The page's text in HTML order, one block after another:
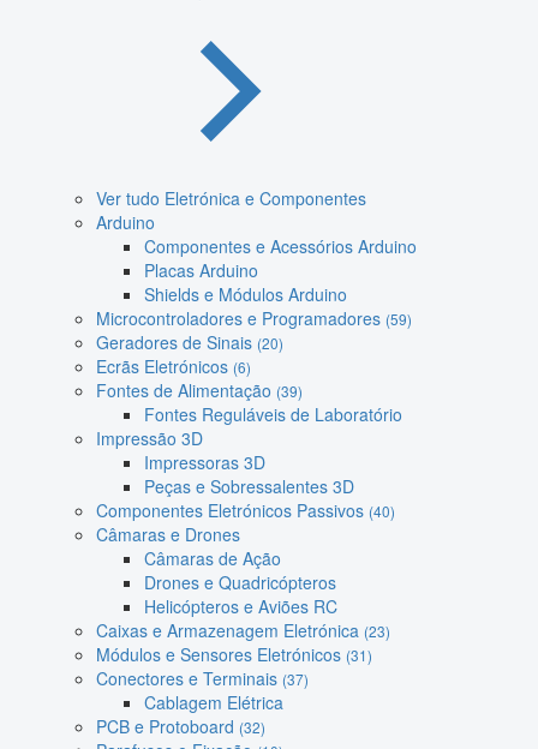
Ver tudo Eletrónica e Componentes
Arduino
Componentes e Acessórios Arduino
Placas Arduino
Shields e Módulos Arduino
Microcontroladores e Programadores (59)
Geradores de Sinais (20)
Ecrãs Eletrónicos (6)
Fontes de Alimentação (39)
Fontes Reguláveis de Laboratório
Impressão 3D
Impressoras 3D
Peças e Sobressalentes 3D
Componentes Eletrónicos Passivos (40)
Câmaras e Drones
Câmaras de Ação
Drones e Quadricópteros
Helicópteros e Aviões RC
Caixas e Armazenagem Eletrónica (23)
Módulos e Sensores Eletrónicos (31)
Conectores e Terminais (37)
Cablagem Elétrica
PCB e Protoboard (32)